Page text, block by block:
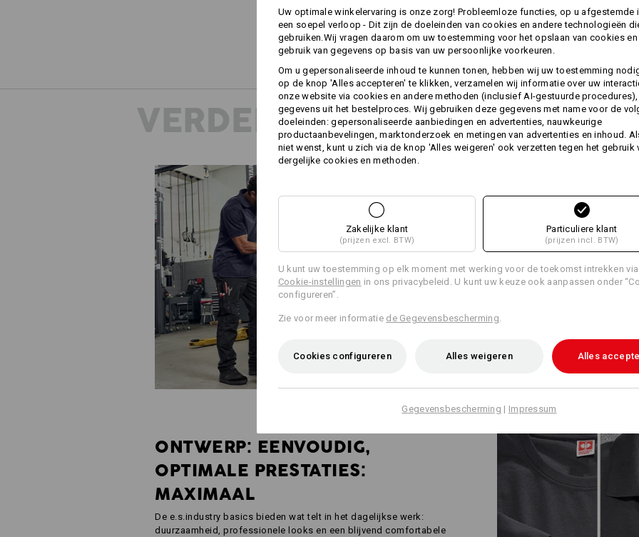
Dit kledingstuk kan op een
(industriële reiniging). Voor
wastemperatuur van 60°C.
Personalisatie:
Zelf vormgeven
VERDERE INFORMATIE
WERKKLEDING
INDUSTRIE
Robuust, functioneel en tot in
e.s.industry is het antwoord
industriële bedrijven. Shirts,
allemaal gecontroleerd
en bewust eenvoudig
voor bedrijfslogo's en eigen
iedereen – van
ONTWERP: EENVOUDIG,
OPTIMALE PRESTATIES:
MAXIMAAL
De e.s.industry basics bieden wat telt in het dagelijkse werk:
duurzaamheid, professionele looks en een blijvend comfortabele
Uw optimale winkelervaring is onze zorg! Probleemloze functies, op u afgestemde
een soepel verloop - Dit zijn de doeleinden van cookies en andere technologieën
gebruiken.Wij vragen daarom om uw toestemming voor het opslaan van cookies en
gebruik van gegevens op basis van uw persoonlijke voorkeuren.
Om u gepersonaliseerde inhoud te kunnen tonen, hebben wij uw toestemming
op de knop 'Alles accepteren' te klikken, verzamelen wij informatie over uw
onze website via cookies en andere methoden (inclusief AI-gestuurde
gegevens uit het bestelproces. Wij gebruiken deze gegevens met name voor de
doeleinden: gepersonaliseerde aanbiedingen en advertenties, nauwkeurige
productaanbevelingen, marktonderzoek en metingen van advertenties en inhoud.
niet wenst, kunt u zich via de knop 'Alles weigeren' ook verzetten tegen het gebruik
dergelijke cookies en methoden.
Zakelijke klant
(prijzen excl. BTW)
Particuliere klant
(prijzen incl. BTW)
U kunt uw toestemming op elk moment met werking voor de toekomst intrekken
Cookie-instellingen in ons privacybeleid. U kunt uw keuze ook aanpassen onder
configureren”.
Zie voor meer informatie de Gegevensbescherming
Cookies configureren Alles weigeren Alles
Gegevensbescherming | Impressum